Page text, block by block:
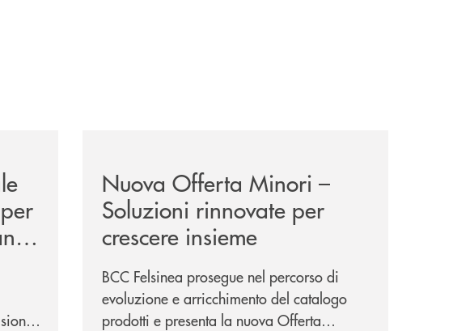
Nuova Offerta Minori –
Soluzioni rinnovate per
crescere insieme
BCC Felsinea prosegue nel percorso di
evoluzione e arricchimento del catalogo
prodotti e presenta la nuova Offerta